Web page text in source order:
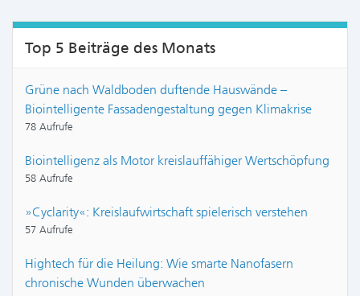
Top 5 Beiträge des Monats
Grüne nach Waldboden duftende Hauswände –
Biointelligente Fassadengestaltung gegen Klimakrise
78 Aufrufe
Biointelligenz als Motor kreislauffähiger Wertschöpfung
58 Aufrufe
»Cyclarity«: Kreislaufwirtschaft spielerisch verstehen
57 Aufrufe
Hightech für die Heilung: Wie smarte Nanofasern
chronische Wunden überwachen